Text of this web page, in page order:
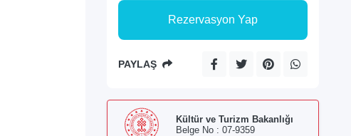
Rezervasyon Yap
PAYLAŞ
Kültür ve Turizm Bakanlığı
Belge No : 07-9359